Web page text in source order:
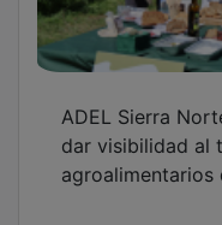
dar visibilidad al
agroalimentarios